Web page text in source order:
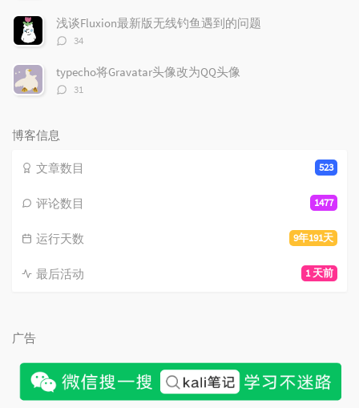
数：
浅谈Fluxion最新版无线钓鱼遇到的问题
评
数：
34
typecho将Gravatar头像改为QQ头像
评
31
博客信息
523
文章数目
1477
评论数目
9年191天
运行天数
1 天前
最后活动
广告